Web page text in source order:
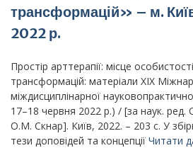
умовах
світу,
долання
травми»
–
Київ,
трансформацій» – м.
2022 р.
Простір арттерапії: місце
трансформацій: матеріали ХІХ
міждисциплінарної
17–18 червня 2022 р.) / [за наук. ред.
О.М. Скнар]. Київ, 2022. – 203 с. У
тези доповідей та концепції Читати